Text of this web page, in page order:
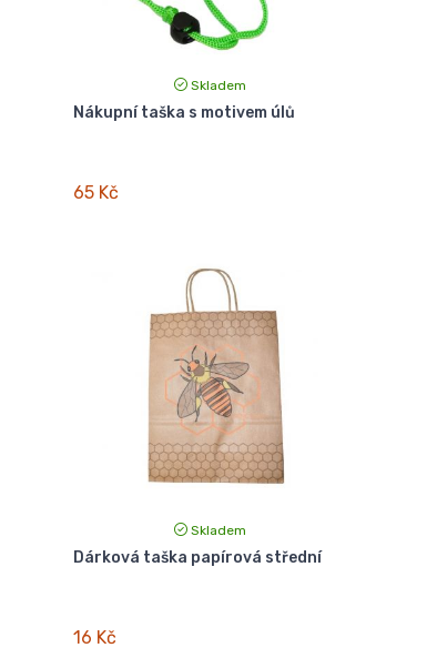
Skladem
Nákupní taška s motivem úlů
65 Kč
Skladem
Dárková taška papírová střední
16 Kč